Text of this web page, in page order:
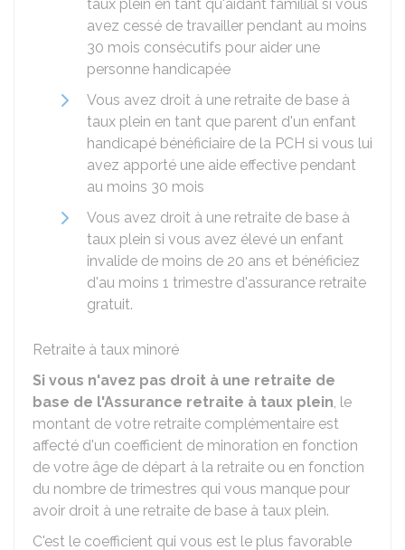
taux plein en tant qu'aidant familial si vous
avez cessé de travailler pendant au moins
30 mois consécutifs pour aider une
personne handicapée
Vous avez droit à une retraite de base à
taux plein en tant que parent d'un enfant
handicapé bénéficiaire de la PCH si vous lui
avez apporté une aide effective pendant
au moins 30 mois
Vous avez droit à une retraite de base à
taux plein si vous avez élevé un enfant
invalide de moins de 20 ans et bénéficiez
d'au moins 1 trimestre d'assurance retraite
gratuit.
Retraite à taux minoré
Si vous n'avez pas droit à une retraite de
base de l'Assurance retraite à taux plein, le
montant de votre retraite complémentaire est
affecté d'un coefficient de minoration en fonction
de votre âge de départ à la retraite ou en fonction
du nombre de trimestres qui vous manque pour
avoir droit à une retraite de base à taux plein.
C'est le coefficient qui vous est le plus favorable